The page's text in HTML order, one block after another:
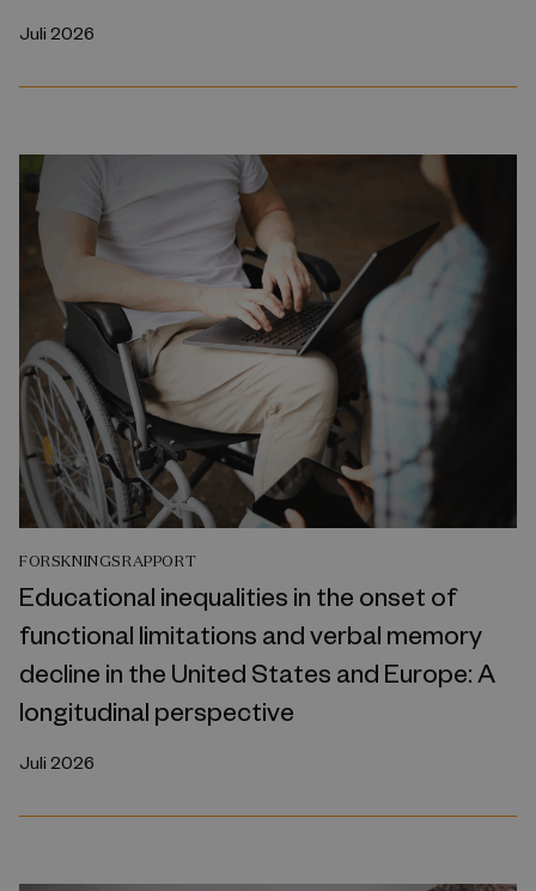
Juli 2026
FORSKNINGSRAPPORT
Educational inequalities in the onset of
functional limitations and verbal memory
decline in the United States and Europe: A
longitudinal perspective
Juli 2026